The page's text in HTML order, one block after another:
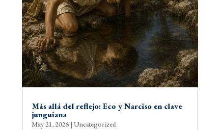
Más allá del reflejo: Eco y Narciso en clave
junguiana
May 21, 2026| Uncategorized